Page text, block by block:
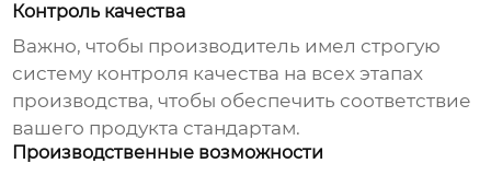
Контроль качества
Важно, чтобы производитель имел строгую
систему контроля качества на всех этапах
производства, чтобы обеспечить соответствие
вашего продукта стандартам.
Производственные возможности